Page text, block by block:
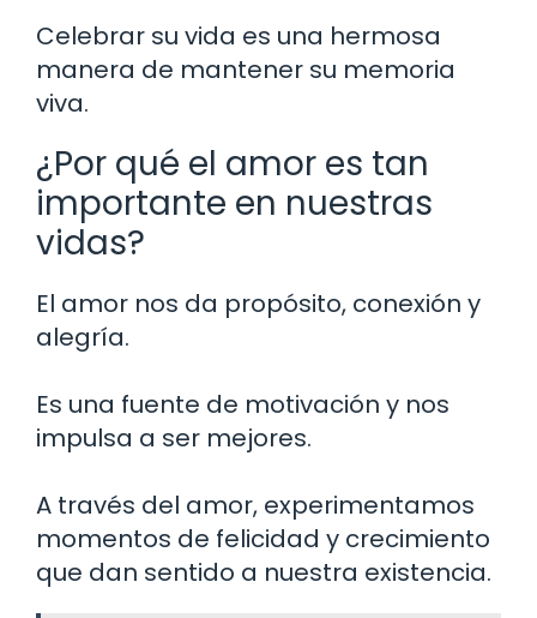
Celebrar su vida es una hermosa
manera de mantener su memoria
viva.
¿Por qué el amor es tan
importante en nuestras
vidas?
El amor nos da propósito, conexión y
alegría.
Es una fuente de motivación y nos
impulsa a ser mejores.
A través del amor, experimentamos
momentos de felicidad y crecimiento
que dan sentido a nuestra existencia.